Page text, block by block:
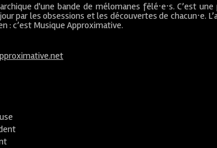
d'une bande de mélomanes fêlé⋅e⋅s. C’est
par les obsessions et les découvertes de chacun⋅e.
: c’est Musique Approximative.